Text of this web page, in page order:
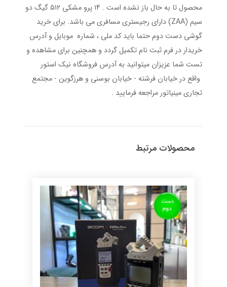
محصول تا به حال باز نشده است . ۱۴ پرو مشکی ۵۱۲ گیگ دو
سیم (ZAA) دارای رجیستری مسافری می باشد. برای خرید
گوشی دست دوم حتما باید کد ملی ، شماره موبایل و آدرس
خریدار در فرم ثبت نام تکمیل گردد و همچنین برای مشاهده و
تست شما عزیزان میتوانید به آدرس فروشگاه نیک استور
واقع در خیابان فرشته - خیابان بوسنی و هرزگوین - مجتمع
تجاری مینیاتور مراجعه فرمایید .
محصولات مرتبط